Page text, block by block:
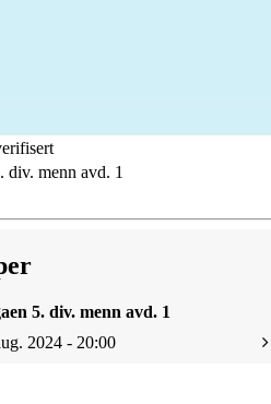
div. menn avd. 1
5. div. menn avd. 1
2024 - 20:00